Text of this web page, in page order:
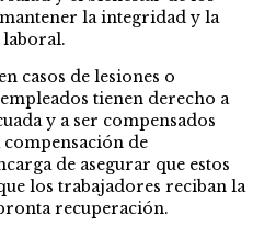
la integridad y la
casos de lesiones o
tienen derecho a
y a ser compensados
de
de asegurar que estos
los trabajadores reciban la
recuperación.